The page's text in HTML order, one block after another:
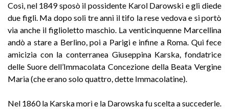
Così, nel 1849 sposò il possidente Karol Darowski e gli diede
due figli. Ma dopo soli tre anni il tifo la rese vedova e si portò
via anche il figlioletto maschio. La venticinquenne Marcellina
andò a stare a Berlino, poi a Parigi e infine a Roma. Qui fece
amicizia con la conterranea Giuseppina Karska, fondatrice
delle Suore dell’Immacolata Concezione della Beata Vergine
Maria (che erano solo quattro, dette Immacolatine).
Nel 1860 la Karska morì e la Darowska fu scelta a succederle.